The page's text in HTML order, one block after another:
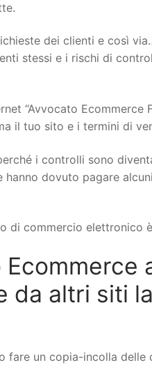
dei clienti e così
stessi e i rischi di
“Avvocato Ecommerce
il tuo sito e i termini di
i controlli sono
dovuto pagare
di commercio elettronico
da altri siti
fare un copia-incolla delle